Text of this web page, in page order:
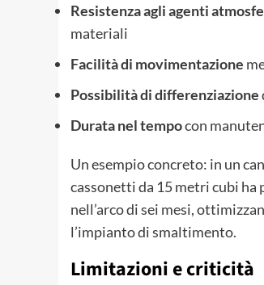
Resistenza agli agenti
materiali
Facilità di movimentazione
Possibilità di differenziazione
Durata nel tempocon
Un esempio concreto: in un
cassonetti da 15 metri cubi ha
nell’arco di sei mesi,
l’impianto di smaltimento.
Limitazioni e criticità